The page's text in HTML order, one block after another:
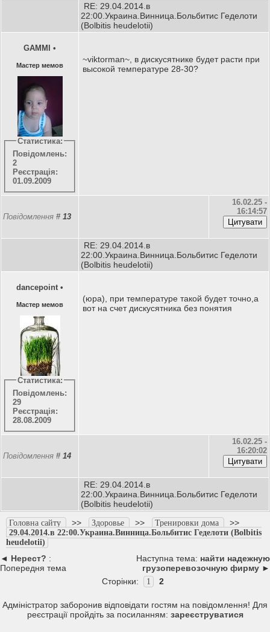
RE: 29.04.2014.в
22:00.Украина.Винница.Больбитис Геделоти
(Bolbitis heudelotii)
GAMMI •
Мастер мемов
Статистика:
Повідомлень:
2
Реєстрація:
01.09.2009
~viktorman~, в дискусятнике будет расти при
высокой температуре 28-30?
Повідомлення # 13
16.02.25 -
16:14:57
RE: 29.04.2014.в
22:00.Украина.Винница.Больбитис Геделоти
(Bolbitis heudelotii)
dancepoint •
Мастер мемов
Статистика:
Повідомлень:
29
Реєстрація:
28.08.2009
(юра), при температуре такой будет точно,а
вот на счет дискусятника без понятия
Повідомлення # 14
16.02.25 -
16:20:02
RE: 29.04.2014.в
22:00.Украина.Винница.Больбитис Геделоти
(Bolbitis heudelotii)
Головна сайту >> Здоровье >> Тренировки дома >>
29.04.2014.в 22:00.Украина.Винница.Больбитис Геделоти (Bolbitis
heudelotii)
◄ Нерест? :
Попередня тема
Наступна тема: найти надежную
грузоперевозочную фирму ►
Сторінки:
1 2
Адміністратор заборонив відповідати гостям на повідомлення! Для
реєстрації пройдіть за посиланням: зареєструватися